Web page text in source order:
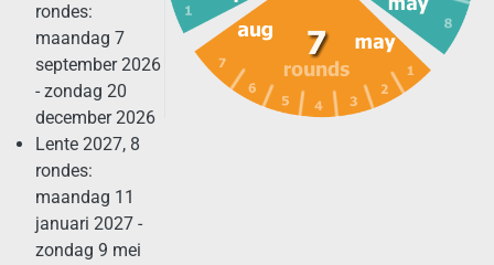
rondes:
maandag 7
september 2026
- zondag 20
december 2026
Lente 2027, 8
rondes:
maandag 11
januari 2027 -
zondag 9 mei